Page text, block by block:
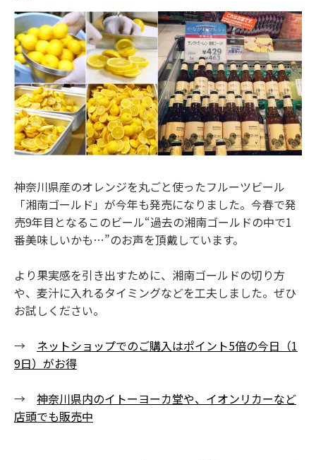
神奈川県産のオレンジを丸ごと使ったフルーツビール
「湘南ゴールド」が今年も発売になりました。今春で発
売9年目となるこのビール“過去の湘南ゴールドの中で1
番美味しいかも…”のお声を頂戴しています。
より果実感を引き出すために、湘南ゴールドの切り方
や、麦汁に入れるタイミングなどを工夫しました。ぜひ
お試しください。
→ ネットショップでのご購入はポイント5倍の今日（1
9日）がお得
→ 神奈川県内のイトーヨーカ堂や、イオンリカーなど
店頭でも販売中